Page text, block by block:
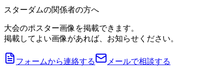
スターダムの関係者の方へ
大会のポスター画像を掲載できます。
掲載してよい画像があれば、お知らせください。
フォームから連絡する メールで相談する